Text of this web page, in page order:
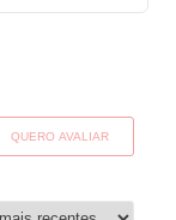
QUERO AVALIAR